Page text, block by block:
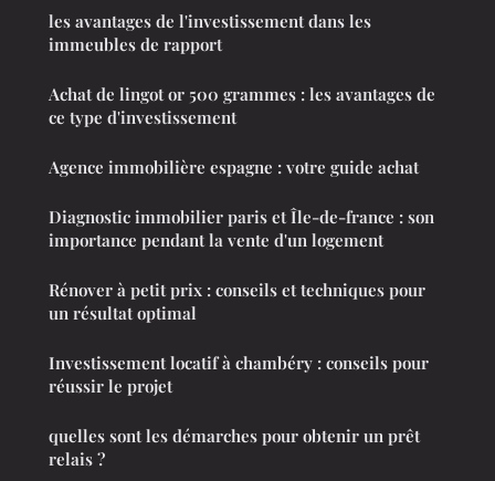
les avantages de l'investissement dans les
immeubles de rapport
Achat de lingot or 500 grammes : les avantages de
ce type d'investissement
Agence immobilière espagne : votre guide achat
Diagnostic immobilier paris et Île-de-france : son
importance pendant la vente d'un logement
Rénover à petit prix : conseils et techniques pour
un résultat optimal
Investissement locatif à chambéry : conseils pour
réussir le projet
quelles sont les démarches pour obtenir un prêt
relais ?